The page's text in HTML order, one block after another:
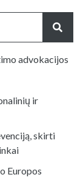
advokacijos
ir
skirti
Europos